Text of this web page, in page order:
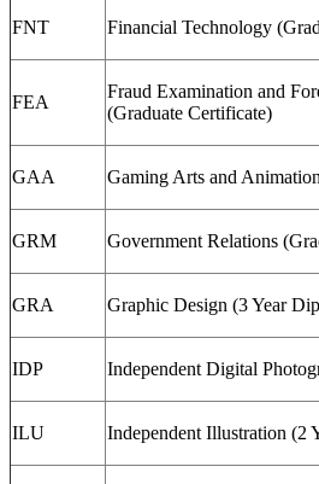
FNT Financial Technology
FEA
Fraud Examination and
(Graduate Certificate)
GAA Gaming Arts and
GRM Government Relations
GRA Graphic Design (3 Year
IDP Independent Digital
ILU Independent Illustration (2